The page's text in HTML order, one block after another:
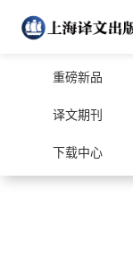
重磅新品
译文期刊
下载中心